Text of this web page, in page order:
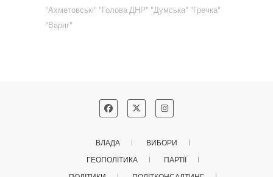
"Ахметовські" "Голова ДНР" "Думська" "Гречка"
"Варяг"
ВЛАДА
ВИБОРИ
ГЕОПОЛІТИКА
ПАРТІЇ